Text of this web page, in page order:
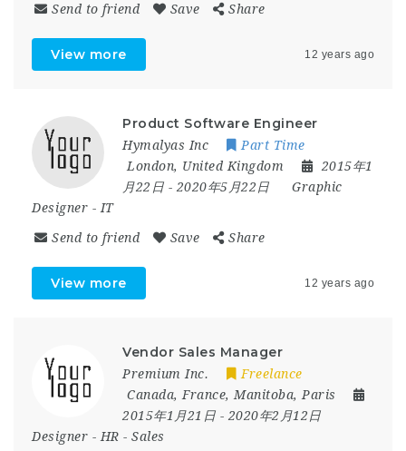
Send to friend Save Share
View more 12 years ago
Product Software Engineer
Hymalyas Inc
Part Time
London, United Kingdom
2015年1
月22日 - 2020年5月22日
Graphic
Designer - IT
Send to friend Save Share
View more 12 years ago
Vendor Sales Manager
Premium Inc.
Freelance
Canada, France, Manitoba, Paris
2015年1月21日 - 2020年2月12日
Designer - HR - Sales